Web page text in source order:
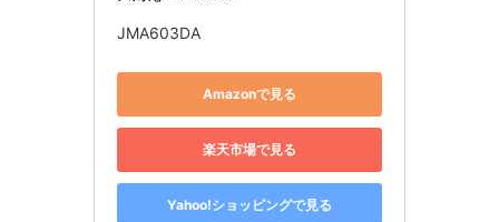
JMA603DA
Amazonで見る
楽天市場で見る
Yahoo!ショッピングで見る